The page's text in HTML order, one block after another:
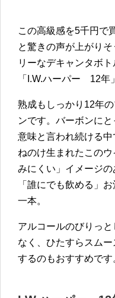
この高級感を5千円で
と驚きの声が上がり
リーなデキャンタボ
「I.W.ハーパー 12年
熟成もしっかり12年
ンです。バーボンに
意味と言われ続ける
ねのけ生まれたこの
みにくい」イメージ
「誰にでも飲める」
一本。
アルコールのびりっ
なく、ひたすらスム
するのもおすすめです